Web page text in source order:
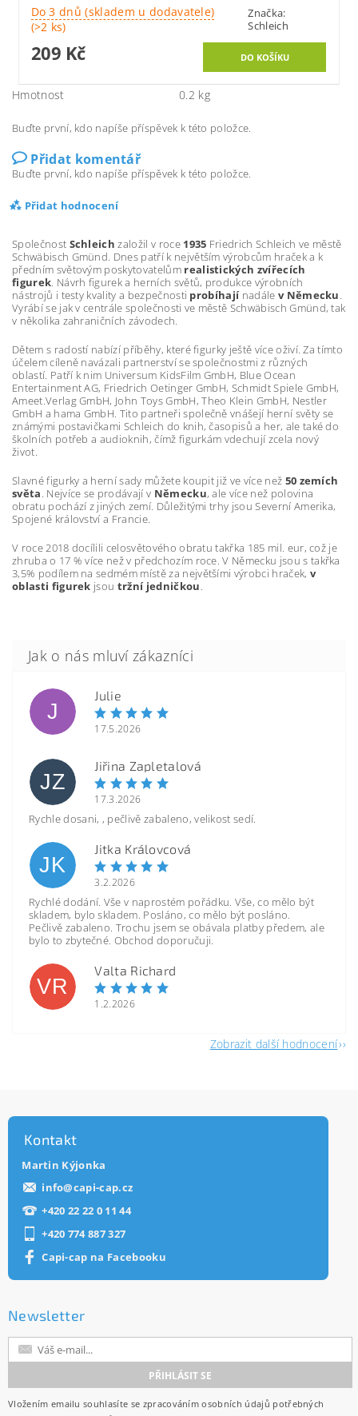
Do 3 dnů (skladem u dodavatele)
(>2 ks)
Značka:
Schleich
209 Kč
Hmotnost 0.2 kg
Buďte první, kdo napíše příspěvek k této položce.
Přidat komentář
Buďte první, kdo napíše příspěvek k této položce.
Přidat hodnocení
Společnost Schleich založil v roce 1935 Friedrich Schleich ve městě
Schwäbisch Gmünd. Dnes patří k největším výrobcům hraček a k
předním světovým poskytovatelům realistických zvířecích
figurek. Návrh figurek a herních světů, produkce výrobních
nástrojů i testy kvality a bezpečnosti probíhajínadále v Německu.
Vyrábí se jak v centrále společnosti ve městě Schwäbisch Gmünd, tak
v několika zahraničních závodech.
Dětem s radostí nabízí příběhy, které figurky ještě více oživí. Za tímto
účelem cíleně navázali partnerství se společnostmi z různých
oblastí. Patří k nim Universum KidsFilm GmbH, Blue Ocean
Entertainment AG, Friedrich Oetinger GmbH, Schmidt Spiele GmbH,
Ameet.Verlag GmbH, John Toys GmbH, Theo Klein GmbH, Nestler
GmbH a hama GmbH. Tito partneři společně vnášejí herní světy se
známými postavičkami Schleich do knih, časopisů a her, ale také do
školních potřeb a audioknih, čímž figurkám vdechují zcela nový
život.
Slavné figurky a herní sady můžete koupit již ve více než 50 zemích
světa. Nejvíce se prodávají v Německu, ale více než polovina
obratu pochází z jiných zemí. Důležitými trhy jsou Severní Amerika,
Spojené království a Francie.
V roce 2018 docílili celosvětového obratu takřka 185 mil. eur, což je
zhruba o 17 % více než v předchozím roce. V Německu jsou s takřka
3,5% podílem na sedmém místě za největšími výrobci hraček, v
oblasti figurek jsou tržní jedničkou.
J
Julie
17.5.2026
JZ
Jiřina Zapletalová
17.3.2026
Rychle dosani, , pečlivě zabaleno, velikost sedí.
JK
Jitka Královcová
3.2.2026
Rychlé dodání. Vše v naprostém pořádku. Vše, co mělo být
skladem, bylo skladem. Posláno, co mělo být posláno.
Pečlivě zabaleno. Trochu jsem se obávala platby předem, ale
bylo to zbytečné. Obchod doporučuji.
VR
Valta Richard
1.2.2026
Zobrazit další hodnocení
Kontakt
Martin Kýjonka
info@capi-cap.cz
+420 22 22 0 11 44
+420 774 887 327
Capi-cap na Facebooku
Newsletter
Vložením emailu souhlasíte se zpracováním osobních údajů potřebných